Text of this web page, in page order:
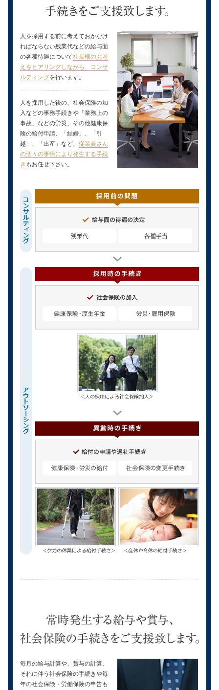
人を採用する前に考えておかなけ
ればならない残業代などの給与面
の各種待遇について社長様のお考
えをヒアリングしながら、コンサ
ルティングを行います。
人を採用した後の、社会保険の加
入などの事務手続きや「業務上の
事故」などの労災、その他健康保
険の給付申請、「結婚」、「引
越」、「出産」など、 従業員さん
の個々の事情により発生する手続
き もお任せ下さい。
毎月の給与計算や、賞与の計算、
それに伴う社会保険の手続きや毎
年の社会保険・労働保険の申告も